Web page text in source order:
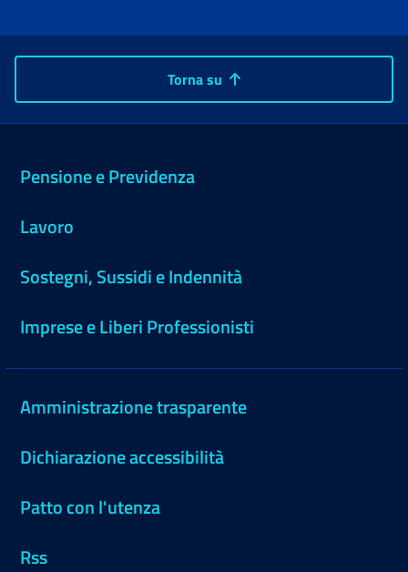
Torna su
Pensione e Previdenza
Lavoro
Sostegni, Sussidi e Indennità
Imprese e Liberi Professionisti
Amministrazione trasparente
Dichiarazione accessibilità
Patto con l'utenza
Rss